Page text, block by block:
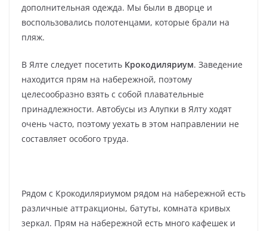
дополнительная одежда. Мы были в дворце и
воспользовались полотенцами, которые брали на
пляж.
В Ялте следует посетить Крокодиляриум. Заведение
находится прям на набережной, поэтому
целесообразно взять с собой плавательные
принадлежности. Автобусы из Алупки в Ялту ходят
очень часто, поэтому уехать в этом направлении не
составляет особого труда.
Рядом с Крокодиляриумом рядом на набережной есть
различные аттракционы, батуты, комната кривых
зеркал. Прям на набережной есть много кафешек и